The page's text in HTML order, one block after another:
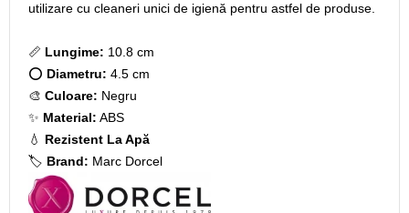
utilizare cu cleaneri unici de igienă pentru astfel de produse.
📏 Lungime: 10.8 cm
⭕ Diametru: 4.5 cm
🎨 Culoare: Negru
✨ Material: ABS
💧 Rezistent La Apă
🏷️ Brand: Marc Dorcel